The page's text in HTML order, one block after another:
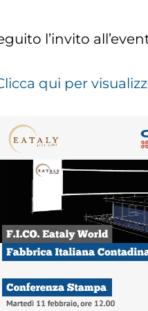
l’invito
qui per